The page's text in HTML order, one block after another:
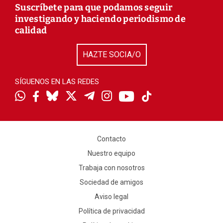
Suscríbete para que podamos seguir
investigando y haciendo periodismo de
calidad
HAZTE SOCIA/O
SÍGUENOS EN LAS REDES
Contacto
Nuestro equipo
Trabaja con nosotros
Sociedad de amigos
Aviso legal
Política de privacidad